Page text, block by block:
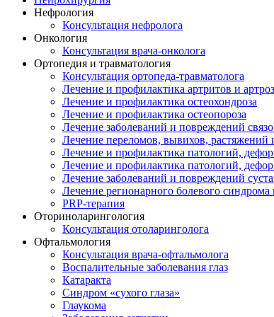
Нефрология
Консультация нефролога
Онкология
Консультация врача-онколога
Ортопедия и травматология
Консультация ортопеда-травматолога
Лечение и профилактика артритов и
Лечение и профилактика остеохондроза
Лечение и профилактика остеопороза
Лечение заболеваний и повреждений
Лечение переломов, вывихов, растяжений
Лечение и профилактика патологий,
Лечение и профилактика патологий,
Лечение заболеваний и повреждений
Лечение регионарного болевого синдрома
PRP-терапия
Оториноларингология
Консультация отоларинголога
Офтальмология
Консультация врача-офтальмолога
Воспалительные заболевания глаз
Катаракта
Синдром «сухого глаза»
Глаукома